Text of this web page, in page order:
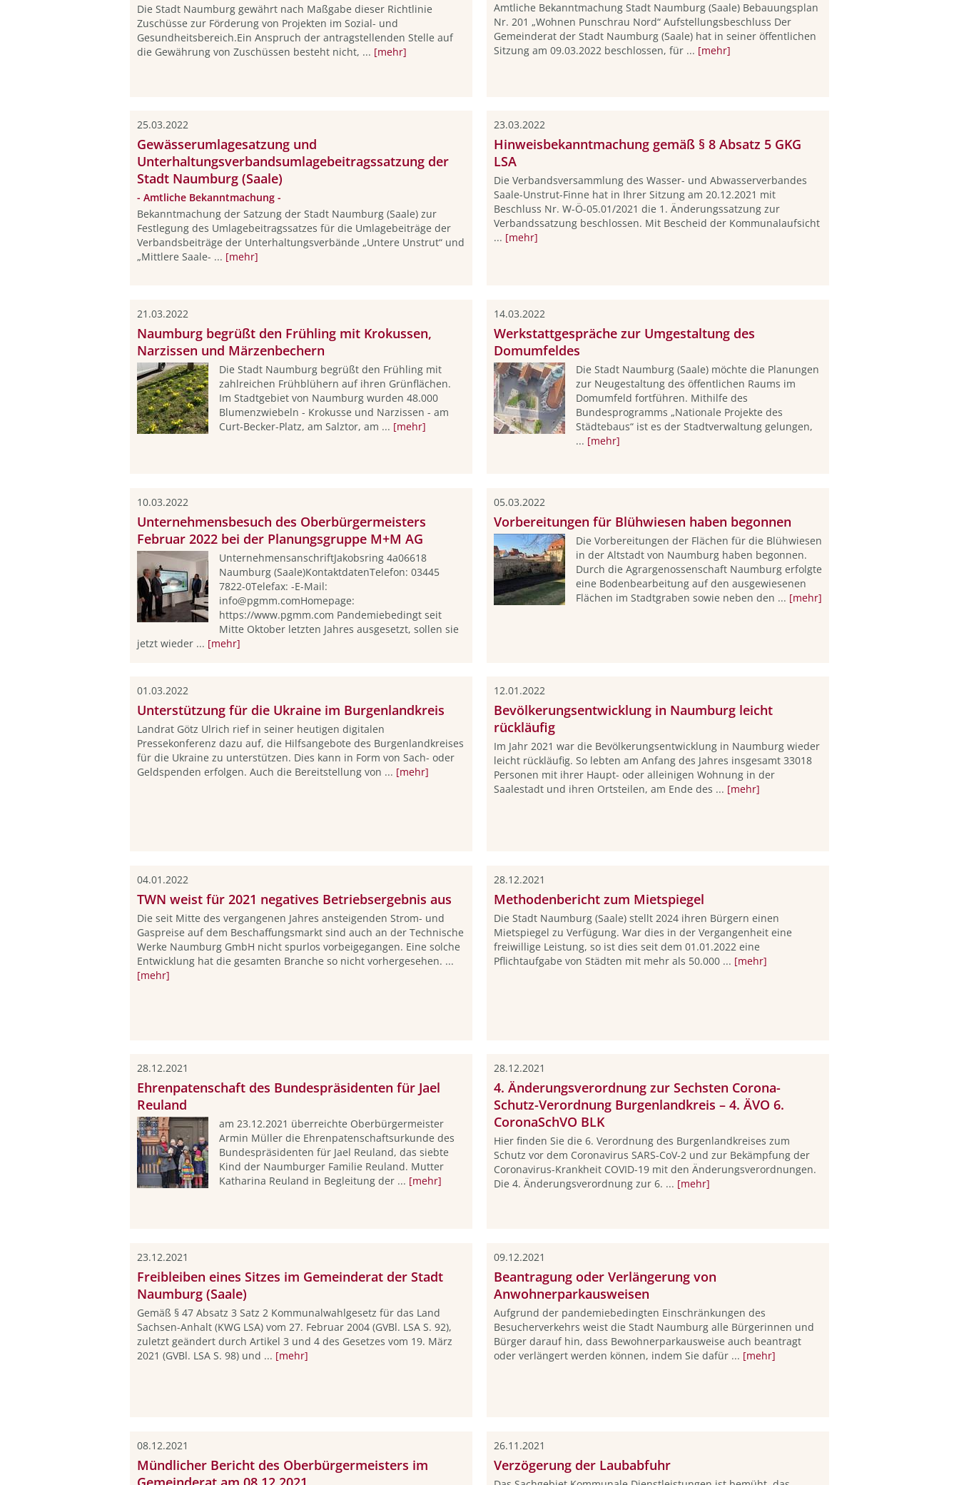
Die Stadt Naumburg gewährt nach Maßgabe dieser Richtlinie
Zuschüsse zur Förderung von Projekten im Sozial- und
Gesundheitsbereich.Ein Anspruch der antragstellenden Stelle auf
die Gewährung von Zuschüssen besteht nicht, ... [mehr]
Amtliche Bekanntmachung Stadt Naumburg (Saale) Bebauungsplan
Nr. 201 „Wohnen Punschrau Nord“ Aufstellungsbeschluss Der
Gemeinderat der Stadt Naumburg (Saale) hat in seiner öffentlichen
Sitzung am 09.03.2022 beschlossen, für ... [mehr]
25.03.2022
Gewässerumlagesatzung und
Unterhaltungsverbandsumlagebeitragssatzung der
Stadt Naumburg (Saale)
- Amtliche Bekanntmachung -
Bekanntmachung der Satzung der Stadt Naumburg (Saale) zur
Festlegung des Umlagebeitragssatzes für die Umlagebeiträge der
Verbandsbeiträge der Unterhaltungsverbände „Untere Unstrut“ und
„Mittlere Saale- ... [mehr]
23.03.2022
Hinweisbekanntmachung gemäß § 8 Absatz 5 GKG
LSA
Die Verbandsversammlung des Wasser- und Abwasserverbandes
Saale-Unstrut-Finne hat in Ihrer Sitzung am 20.12.2021 mit
Beschluss Nr. W-Ö-05.01/2021 die 1. Änderungssatzung zur
Verbandssatzung beschlossen. Mit Bescheid der Kommunalaufsicht
... [mehr]
21.03.2022
Naumburg begrüßt den Frühling mit Krokussen,
Narzissen und Märzenbechern
Die Stadt Naumburg begrüßt den Frühling mit
zahlreichen Frühblühern auf ihren Grünflächen.
Im Stadtgebiet von Naumburg wurden 48.000
Blumenzwiebeln - Krokusse und Narzissen - am
Curt-Becker-Platz, am Salztor, am ... [mehr]
14.03.2022
Werkstattgespräche zur Umgestaltung des
Domumfeldes
Die Stadt Naumburg (Saale) möchte die Planungen
zur Neugestaltung des öffentlichen Raums im
Domumfeld fortführen. Mithilfe des
Bundesprogramms „Nationale Projekte des
Städtebaus“ ist es der Stadtverwaltung gelungen,
... [mehr]
10.03.2022
Unternehmensbesuch des Oberbürgermeisters
Februar 2022 bei der Planungsgruppe M+M AG
UnternehmensanschriftJakobsring 4a06618
Naumburg (Saale)KontaktdatenTelefon: 03445
7822-0Telefax: -E-Mail:
info@pgmm.comHomepage:
https://www.pgmm.com Pandemiebedingt seit
Mitte Oktober letzten Jahres ausgesetzt, sollen sie
jetzt wieder ... [mehr]
05.03.2022
Vorbereitungen für Blühwiesen haben begonnen
Die Vorbereitungen der Flächen für die Blühwiesen
in der Altstadt von Naumburg haben begonnen.
Durch die Agrargenossenschaft Naumburg erfolgte
eine Bodenbearbeitung auf den ausgewiesenen
Flächen im Stadtgraben sowie neben den ... [mehr]
01.03.2022
Unterstützung für die Ukraine im Burgenlandkreis
Landrat Götz Ulrich rief in seiner heutigen digitalen
Pressekonferenz dazu auf, die Hilfsangebote des Burgenlandkreises
für die Ukraine zu unterstützen. Dies kann in Form von Sach- oder
Geldspenden erfolgen. Auch die Bereitstellung von ... [mehr]
12.01.2022
Bevölkerungsentwicklung in Naumburg leicht
rückläufig
Im Jahr 2021 war die Bevölkerungsentwicklung in Naumburg wieder
leicht rückläufig. So lebten am Anfang des Jahres insgesamt 33018
Personen mit ihrer Haupt- oder alleinigen Wohnung in der
Saalestadt und ihren Ortsteilen, am Ende des ... [mehr]
04.01.2022
TWN weist für 2021 negatives Betriebsergebnis aus
Die seit Mitte des vergangenen Jahres ansteigenden Strom- und
Gaspreise auf dem Beschaffungsmarkt sind auch an der Technische
Werke Naumburg GmbH nicht spurlos vorbeigegangen. Eine solche
Entwicklung hat die gesamten Branche so nicht vorhergesehen. ...
[mehr]
28.12.2021
Methodenbericht zum Mietspiegel
Die Stadt Naumburg (Saale) stellt 2024 ihren Bürgern einen
Mietspiegel zu Verfügung. War dies in der Vergangenheit eine
freiwillige Leistung, so ist dies seit dem 01.01.2022 eine
Pflichtaufgabe von Städten mit mehr als 50.000 ... [mehr]
28.12.2021
Ehrenpatenschaft des Bundespräsidenten für Jael
Reuland
am 23.12.2021 überreichte Oberbürgermeister
Armin Müller die Ehrenpatenschaftsurkunde des
Bundespräsidenten für Jael Reuland, das siebte
Kind der Naumburger Familie Reuland. Mutter
Katharina Reuland in Begleitung der ... [mehr]
28.12.2021
4. Änderungsverordnung zur Sechsten Corona-
Schutz-Verordnung Burgenlandkreis – 4. ÄVO 6.
CoronaSchVO BLK
Hier finden Sie die 6. Verordnung des Burgenlandkreises zum
Schutz vor dem Coronavirus SARS-CoV-2 und zur Bekämpfung der
Coronavirus-Krankheit COVID-19 mit den Änderungsverordnungen.
Die 4. Änderungsverordnung zur 6. ... [mehr]
23.12.2021
Freibleiben eines Sitzes im Gemeinderat der Stadt
Naumburg (Saale)
Gemäß § 47 Absatz 3 Satz 2 Kommunalwahlgesetz für das Land
Sachsen-Anhalt (KWG LSA) vom 27. Februar 2004 (GVBl. LSA S. 92),
zuletzt geändert durch Artikel 3 und 4 des Gesetzes vom 19. März
2021 (GVBl. LSA S. 98) und ... [mehr]
09.12.2021
Beantragung oder Verlängerung von
Anwohnerparkausweisen
Aufgrund der pandemiebedingten Einschränkungen des
Besucherverkehrs weist die Stadt Naumburg alle Bürgerinnen und
Bürger darauf hin, dass Bewohnerparkausweise auch beantragt
oder verlängert werden können, indem Sie dafür ... [mehr]
08.12.2021
Mündlicher Bericht des Oberbürgermeisters im
26.11.2021
Verzögerung der Laubabfuhr